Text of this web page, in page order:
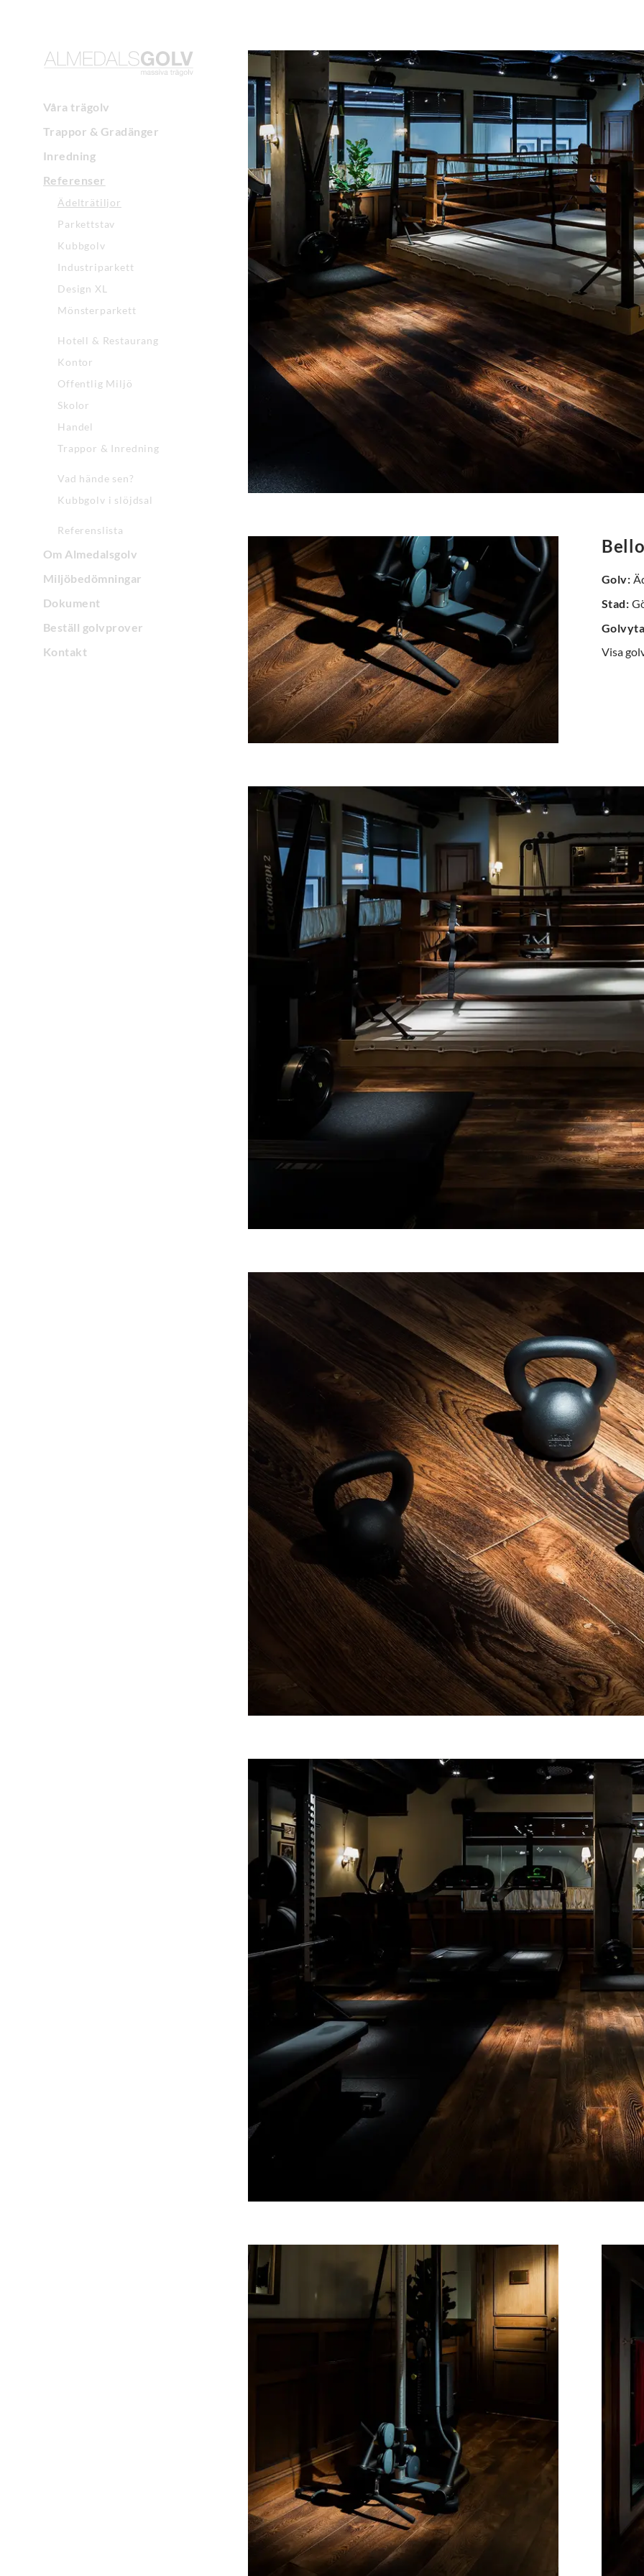
Våra trägolv
Trappor & Gradänger
Inredning
Referenser
Ädelträtiljor
Parkettstav
Kubbgolv
Industriparkett
Design XL
Mönsterparkett
Hotell & Restaurang
Kontor
Offentlig Miljö
Skolor
Handel
Trappor & Inredning
Vad hände sen?
Kubbgolv i slöjdsal
Referenslista
Om Almedalsgolv
Miljöbedömningar
Dokument
Beställ golvprover
Kontakt
Golv:
Stad:
Visa